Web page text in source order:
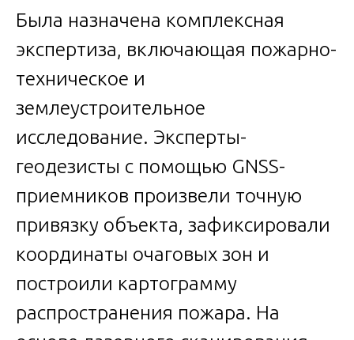
Была назначена комплексная
экспертиза, включающая пожарно-
техническое и
землеустроительное
исследование. Эксперты-
геодезисты с помощью GNSS-
приемников произвели точную
привязку объекта, зафиксировали
координаты очаговых зон и
построили картограмму
распространения пожара. На